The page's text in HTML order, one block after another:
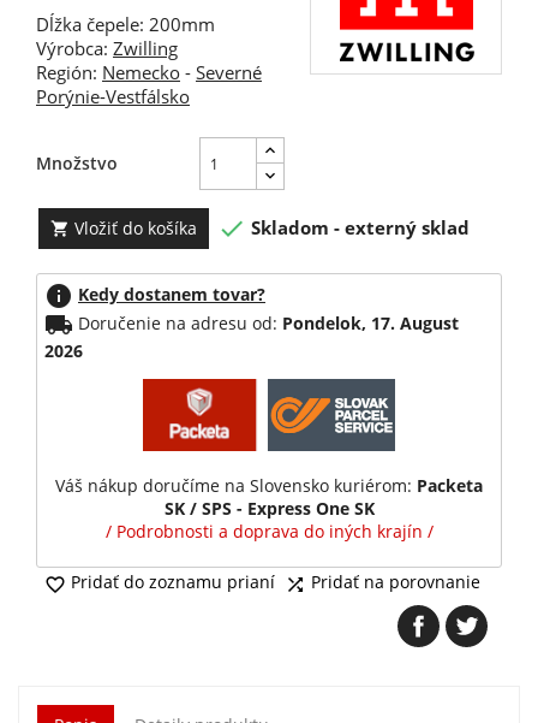
Dĺžka čepele: 200mm
Výrobca: Zwilling
Región: Nemecko - Severné
Porýnie-Vestfálsko
Množstvo
 Vložiť do košíka  Skladom - externý sklad
info Kedy dostanem tovar?
local_shipping Doručenie na adresu od: Pondelok, 17. August
2026
Váš nákup doručíme na Slovensko kuriérom: Packeta
SK / SPS - Express One SK
/ Podrobnosti a doprava do iných krajín /
 Pridať do zoznamu prianí  Pridať na porovnanie